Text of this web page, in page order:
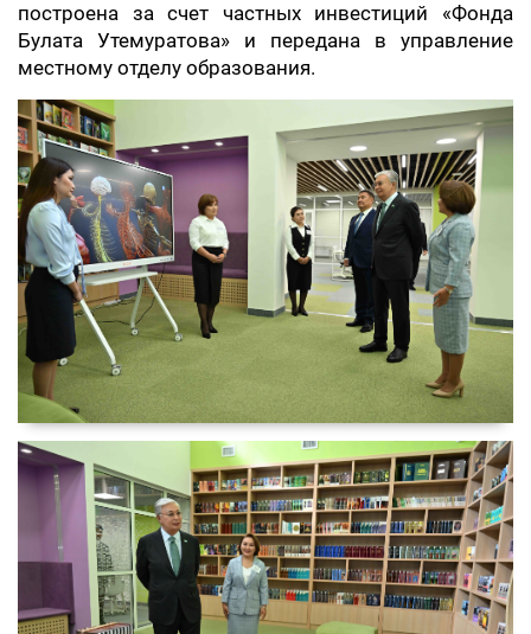
построена за счет частных инвестиций «Фонда
Булата Утемуратова» и передана в управление
местному отделу образования.